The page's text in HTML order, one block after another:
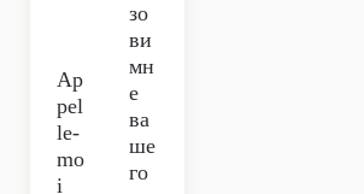
Ap
pel
le-
mo
i
зо
ви
мн
е
ва
ше
го